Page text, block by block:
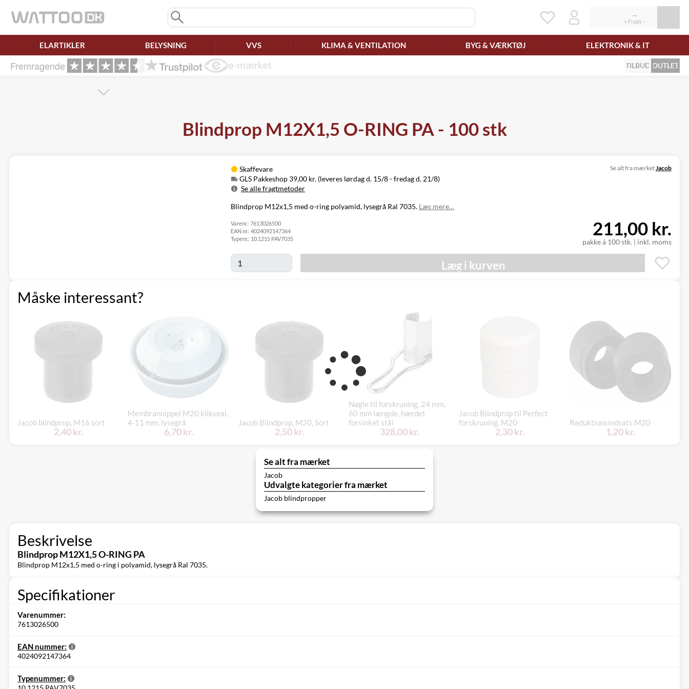
ELARTIKLER BELYSNING VVS KLIMA & VENTILATION BYG & VÆRKTØJ ELEKTRONIK & IT
Fremragende TILBUD OUTLET
Blindprop M12X1,5 O-RING PA - 100 stk
Skaffevare
GLS Pakkeshop 39,00 kr. (leveres lørdag d. 15/8 - fredag d. 21/8)
Se alle fragtmetoder
Metode
Pris
Leveres
GLS
Hjemmelevering
Mandag d. 17/8
Click&Collect i
Fredag d. 14/8
Se alt fra mærketJacob
Blindprop M12x1,5 med o-ring polyamid, lysegrå Ral 7035. Læs mere…
Varenr.: 7613026500
EAN nr.: 4024092147364
Typenr.: 10.1215 PAV7035 pakke á 100 stk. | inkl. moms
211,00 kr.
Læg i kurven
Måske interessant?
Jacob blindprop, M16 sort
2,40 kr.
Membrannippel M20 klikseal,
4-11 mm, lysegrå
6,70 kr.
Jacob Blindprop, M20, Sort
2,50 kr.
Nøgle til forskruning, 24 mm,
60 mm længde, hærdet
forsinket stål
328,00 kr.
Jacob Blindprop til Perfect
forskruning, M20
2,30 kr.
Reduktionsindsats M20
1,20 kr.
Se alt fra mærket
Jacob
Udvalgte kategorier fra mærket
Jacob blindpropper
Beskrivelse
Blindprop M12X1,5 O-RING PA
Blindprop M12x1,5 med o-ring i polyamid, lysegrå Ral 7035.
Specifikationer
Varenummer:
7613026500
EAN nummer:
4024092147364
Typenummer:
Ret samtykke!